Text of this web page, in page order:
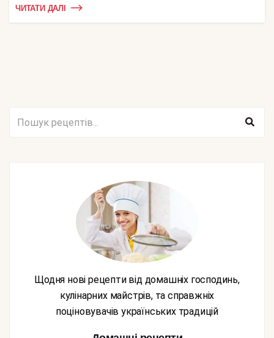
ЧИТАТИ ДАЛІ
Щодня нові рецепти від домашніх господинь,
кулінарних майстрів, та справжніх
поціновувачів українських традицій